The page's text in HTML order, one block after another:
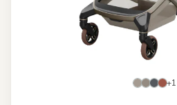
+1